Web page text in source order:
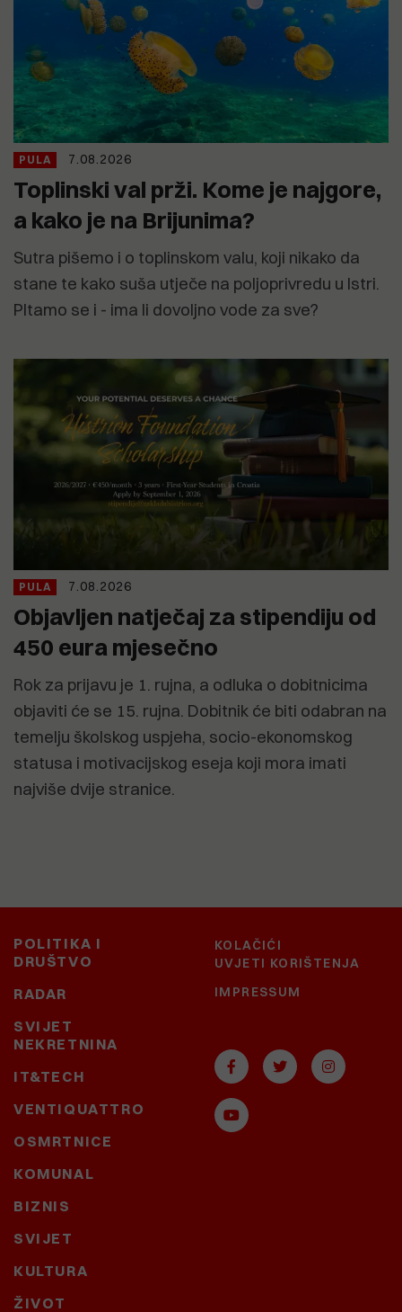
PULA 7.08.2026
Toplinski val prži. Kome je najgore,
a kako je na Brijunima?
Sutra pišemo i o toplinskom valu, koji nikako da
stane te kako suša utječe na poljoprivredu u Istri.
PItamo se i - ima li dovoljno vode za sve?
PULA 7.08.2026
Objavljen natječaj za stipendiju od
450 eura mjesečno
Rok za prijavu je 1. rujna, a odluka o dobitnicima
objaviti će se 15. rujna. Dobitnik će biti odabran na
temelju školskog uspjeha, socio-ekonomskog
statusa i motivacijskog eseja koji mora imati
najviše dvije stranice.
POLITIKA I
DRUŠTVO
RADAR
SVIJET
NEKRETNINA
IT&TECH
VENTIQUATTRO
OSMRTNICE
KOMUNAL
BIZNIS
SVIJET
KULTURA
ŽIVOT
KOLAČIĆI
UVJETI KORIŠTENJA
IMPRESSUM